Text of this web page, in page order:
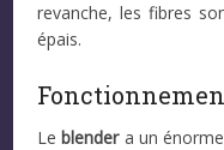
revanche, les fibres
épais.
Leblendera un